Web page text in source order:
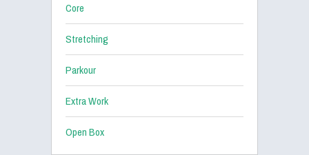
Core
Stretching
Parkour
Extra Work
Open Box